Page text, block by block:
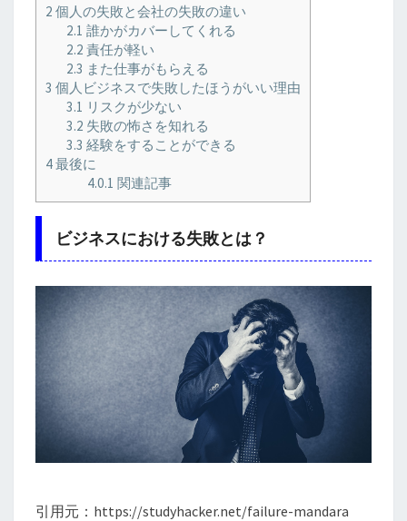
2 個人の失敗と会社の失敗の違い
2.1 誰かがカバーしてくれる
2.2 責任が軽い
2.3 また仕事がもらえる
3 個人ビジネスで失敗したほうがいい理由
3.1 リスクが少ない
3.2 失敗の怖さを知れる
3.3 経験をすることができる
4最後に
4.0.1 関連記事
ビジネスにおける失敗とは？
引用元：https://studyhacker.net/failure-mandara